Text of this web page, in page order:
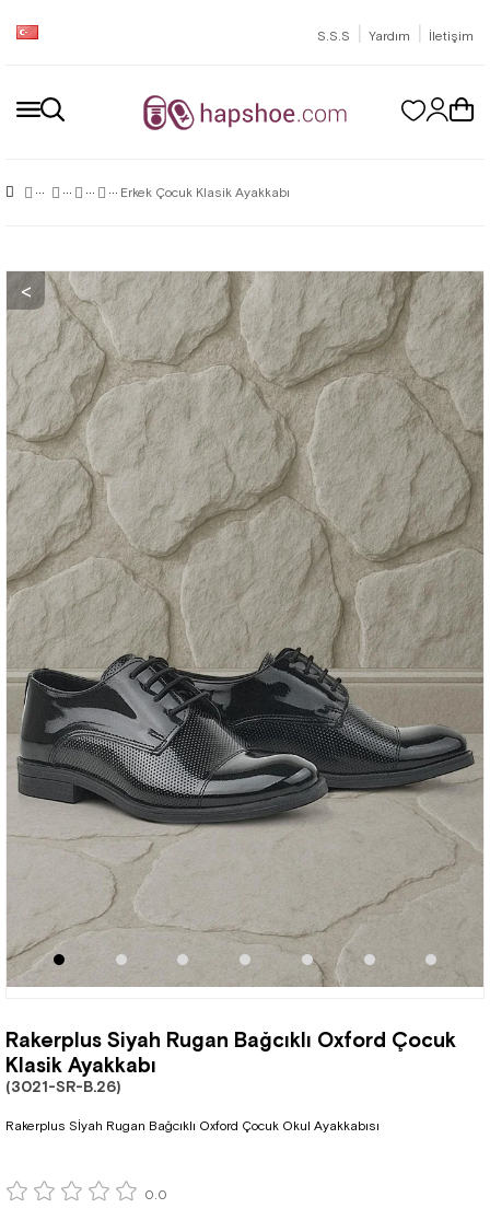
S.S.S | Yardım | İletişim
Erkek Çocuk Klasik Ayakkabı
Rakerplus Siyah Rugan Bağcıklı Oxford Çocuk
Klasik Ayakkabı
(3021-SR-B.26)
Rakerplus Sİyah Rugan Bağcıklı Oxford Çocuk Okul Ayakkabısı
0.0